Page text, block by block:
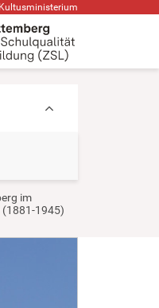
Kultusministerium
im
(1881-1945)